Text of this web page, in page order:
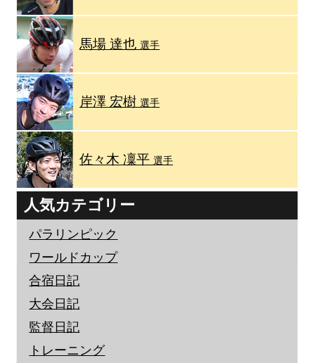
馬場 達也選手
岸澤 宏樹選手
佐々木 凜平選手
人気カテゴリー
パラリンピック
ワールドカップ
合宿日記
大会日記
監督日記
トレーニング